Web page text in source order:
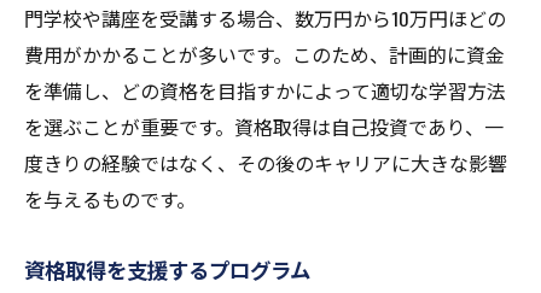
門学校や講座を受講する場合、数万円から10万円ほどの
費用がかかることが多いです。このため、計画的に資金
を準備し、どの資格を目指すかによって適切な学習方法
を選ぶことが重要です。資格取得は自己投資であり、一
度きりの経験ではなく、その後のキャリアに大きな影響
を与えるものです。
資格取得を支援するプログラム